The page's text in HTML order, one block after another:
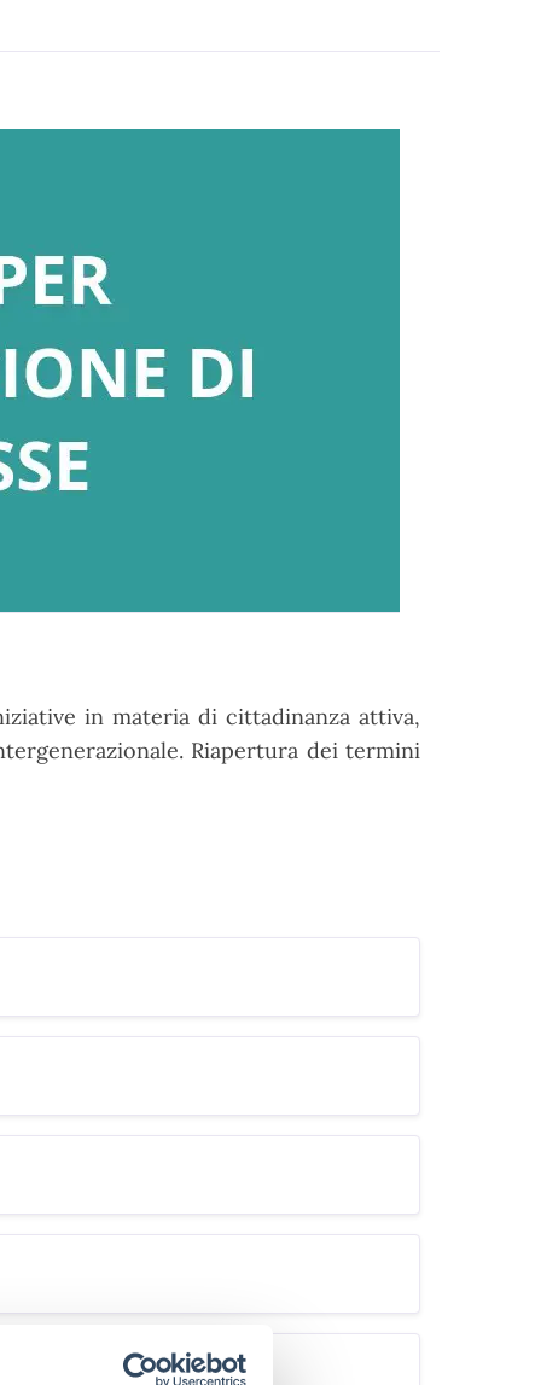
in materia di cittadinanza attiva,
Riapertura dei termini